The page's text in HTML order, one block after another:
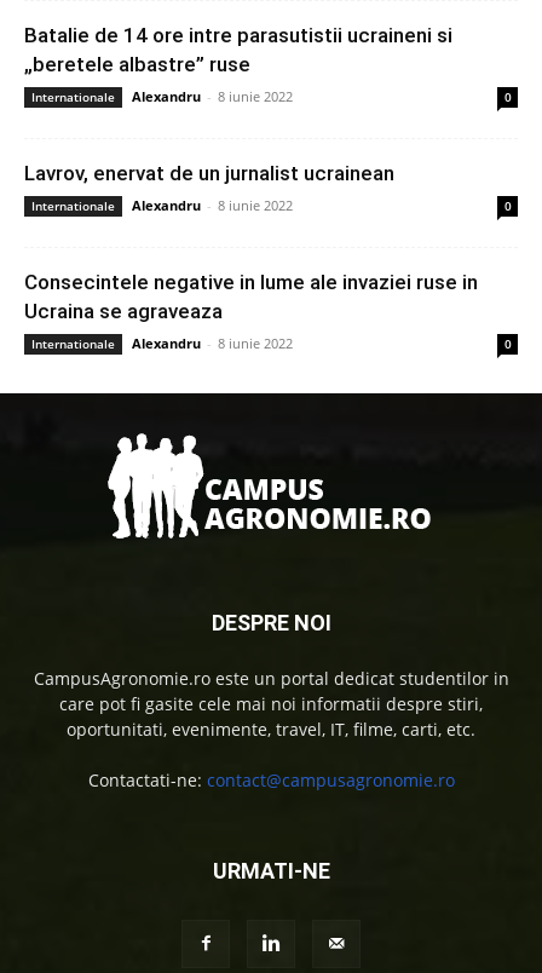
Batalie de 14 ore intre parasutistii ucraineni si
„beretele albastre” ruse
Internationale Alexandru - 8 iunie 2022 0
Lavrov, enervat de un jurnalist ucrainean
Internationale Alexandru - 8 iunie 2022 0
Consecintele negative in lume ale invaziei ruse in
Ucraina se agraveaza
Internationale Alexandru - 8 iunie 2022 0
DESPRE NOI
CampusAgronomie.ro este un portal dedicat studentilor in
care pot fi gasite cele mai noi informatii despre stiri,
oportunitati, evenimente, travel, IT, filme, carti, etc.
Contactati-ne: contact@campusagronomie.ro
URMATI-NE